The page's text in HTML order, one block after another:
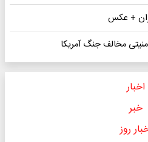
+ عکس
مخالف جنگ آمریکا
اخبار
خبر
روز